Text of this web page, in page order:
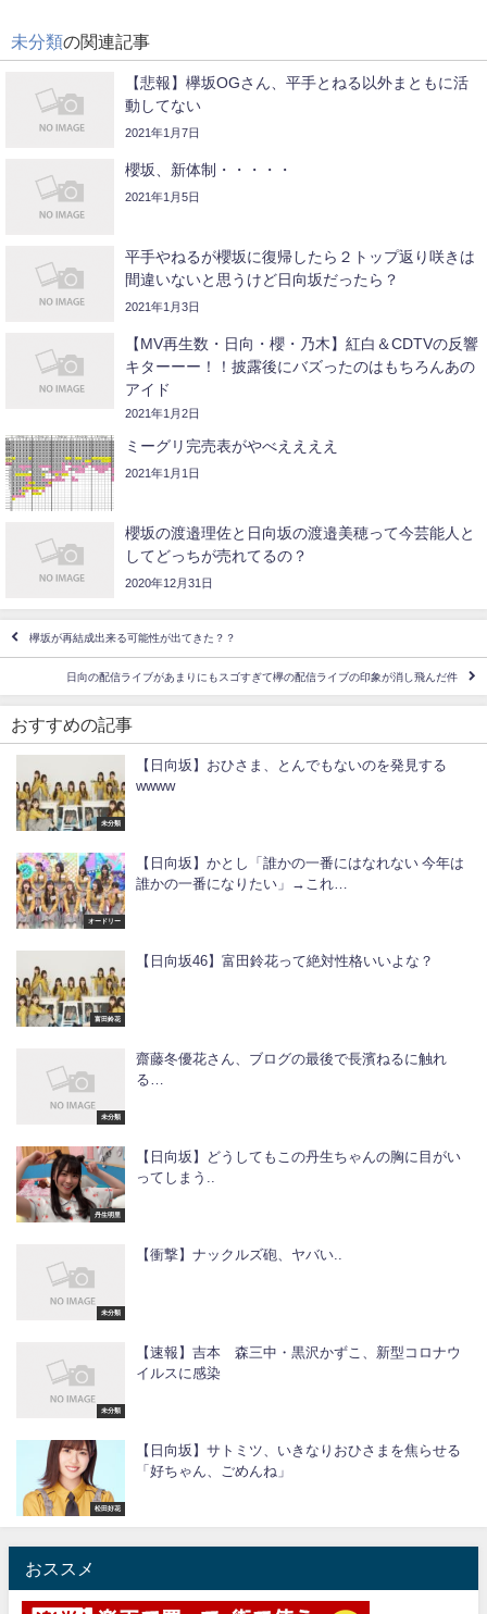
未分類の関連記事
【悲報】欅坂OGさん、平手とねる以外まともに活
動してない
2021年1月7日
櫻坂、新体制・・・・・
2021年1月5日
平手やねるが櫻坂に復帰したら２トップ返り咲きは
間違いないと思うけど日向坂だったら？
2021年1月3日
【MV再生数・日向・櫻・乃木】紅白＆CDTVの反響
キターーー！！披露後にバズったのはもちろんあの
アイド
2021年1月2日
ミーグリ完売表がやべええええ
2021年1月1日
櫻坂の渡邉理佐と日向坂の渡邉美穂って今芸能人と
してどっちが売れてるの？
2020年12月31日
欅坂が再結成出来る可能性が出てきた？？
日向の配信ライブがあまりにもスゴすぎて欅の配信ライブの印象が消し飛んだ件
おすすめの記事
未分類
【日向坂】おひさま、とんでもないのを発見する
wwww
オードリー
【日向坂】かとし「誰かの一番にはなれない 今年は
誰かの一番になりたい」→これ…
富田鈴花
【日向坂46】富田鈴花って絶対性格いいよな？
未分類
齋藤冬優花さん、ブログの最後で長濱ねるに触れ
る…
丹生明里
【日向坂】どうしてもこの丹生ちゃんの胸に目がい
ってしまう..
未分類
【衝撃】ナックルズ砲、ヤバい..
未分類
【速報】吉本 森三中・黒沢かずこ、新型コロナウ
イルスに感染
松田好花
【日向坂】サトミツ、いきなりおひさまを焦らせる
「好ちゃん、ごめんね」
おススメ